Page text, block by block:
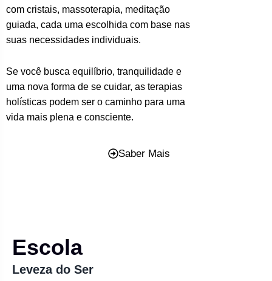
com cristais, massoterapia, meditação
guiada, cada uma escolhida com base nas
suas necessidades individuais.
Se você busca equilíbrio, tranquilidade e
uma nova forma de se cuidar, as terapias
holísticas podem ser o caminho para uma
vida mais plena e consciente.
Saber Mais
Escola
Leveza do Ser